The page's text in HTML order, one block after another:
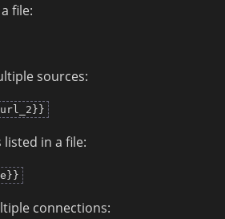
file:
sources:
listed in a file:
connections: